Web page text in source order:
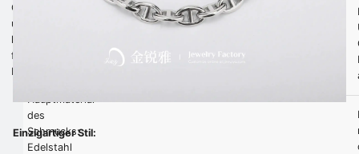
China,
und
hat
folgende
Haupteigenschaften:
des
Schmucks:
Edelstahl
Einzigartiger Stil: